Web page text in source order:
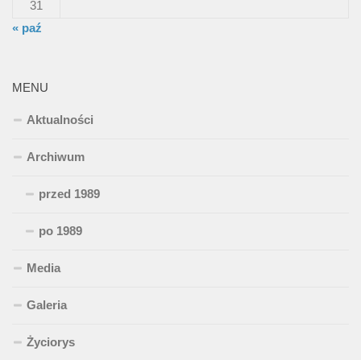
31
« paź
MENU
Aktualności
Archiwum
przed 1989
po 1989
Media
Galeria
Życiorys